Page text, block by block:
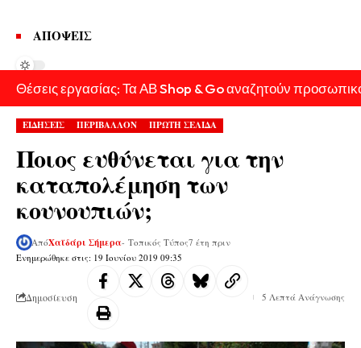
ΑΠΟΨΕΙΣ
Θέσεις εργασίας: Τα ΑΒ Shop & Go αναζητούν
ΕΙΔΗΣΕΙΣ ΠΕΡΙΒΑΛΛΟΝ ΠΡΩΤΗ ΣΕΛΙΔΑ
Ποιος ευθύνεται για την
καταπολέμηση των
κουνουπιών;
Ενημερώθηκε στις: 19 Ιουνίου 2019 09:35
ΑπόΧαϊδάρι Σήμερα- Τοπικός Τύπος7 έτη πριν
Δημοσίευση 5 Λεπτά Ανάγνωσης